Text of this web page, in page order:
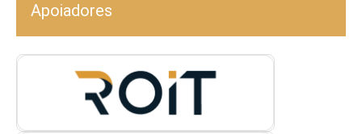
Apoiadores